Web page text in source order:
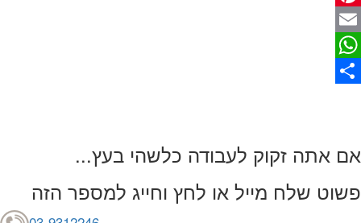
Pinterest
Email
WhatsApp
...אם אתה זקוק לעבודה כלשהי בעץ
פשוט שלח מייל או לחץ וחייג למספר הזה